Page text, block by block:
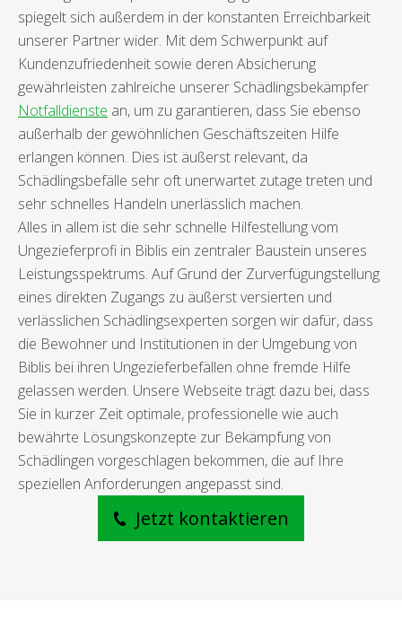
spiegelt sich außerdem in der konstanten Erreichbarkeit
unserer Partner wider. Mit dem Schwerpunkt auf
Kundenzufriedenheit sowie deren Absicherung
gewährleisten zahlreiche unserer Schädlingsbekämpfer
Notfalldienste an, um zu garantieren, dass Sie ebenso
außerhalb der gewöhnlichen Geschäftszeiten Hilfe
erlangen können. Dies ist äußerst relevant, da
Schädlingsbefälle sehr oft unerwartet zutage treten und
sehr schnelles Handeln unerlässlich machen.
Alles in allem ist die sehr schnelle Hilfestellung vom
Ungezieferprofi in Biblis ein zentraler Baustein unseres
Leistungsspektrums. Auf Grund der Zurverfügungstellung
eines direkten Zugangs zu äußerst versierten und
verlässlichen Schädlingsexperten sorgen wir dafür, dass
die Bewohner und Institutionen in der Umgebung von
Biblis bei ihren Ungezieferbefällen ohne fremde Hilfe
gelassen werden. Unsere Webseite trägt dazu bei, dass
Sie in kurzer Zeit optimale, professionelle wie auch
bewährte Lösungskonzepte zur Bekämpfung von
Schädlingen vorgeschlagen bekommen, die auf Ihre
speziellen Anforderungen angepasst sind.
Jetzt kontaktieren